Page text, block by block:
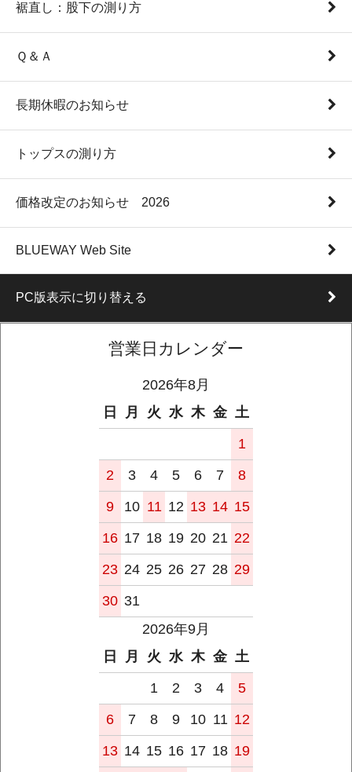
裾直し：股下の測り方
Ｑ＆Ａ
長期休暇のお知らせ
トップスの測り方
価格改定のお知らせ 2026
BLUEWAY Web Site
PC版表示に切り替える
営業日カレンダー
2026年8月
日
月 火 水 木 金 土
1
2
3 4 5 6 7
8
9
10 11 12 13 14 15
16 17 18 19 20 21 22
23 24 25 26 27 28 29
30 31
2026年9月
日
月 火 水 木 金 土
1
2 3 4
5
6
7 8 9 10 11 12
13 14 15 16 17 18 19